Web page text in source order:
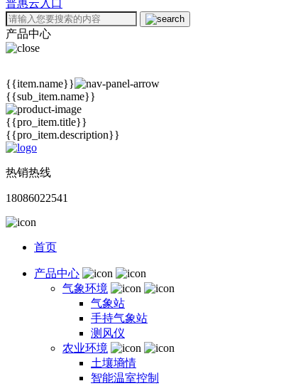
普惠云入口
产品中心
{{item.name}}
{{sub_item.name}}
{{pro_item.title}}
{{pro_item.description}}
热销热线
18086022541
首页
产品中心
气象环境
气象站
手持气象站
测风仪
农业环境
土壤墒情
智能温室控制